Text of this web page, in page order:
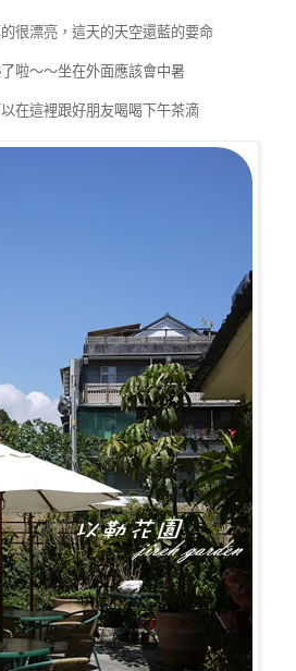
很漂亮，這天的天空還藍的要命
啦～～坐在外面應該會中暑
在這裡跟好朋友喝喝下午茶滴